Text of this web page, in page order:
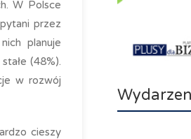
W Polsce
przez
planuje
(48%).
w rozwój
cieszy